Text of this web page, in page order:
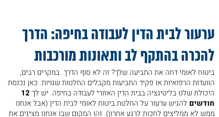
ערעור לבית הדין לעבודה בחיפה: הדרך
להכרה בהתקף לב ותאונות מורכבות
ביטוח לאומי דחה את התביעה שלך? זה לא סוף הדרך. במקרים רבים,
הוועדות הרפואיות או פקיד התביעות מקבלים החלטות שגויות. כאן נכנסת
היכולת שלנו בליטיגציה בבית הדין האזורי לעבודה בחיפה. יש לך 12
חודשים להגיש ערעור על החלטת ביטוח לאומי לבית הדין (אבל אנחנו
ממש לא ממליצים לחכות לרגע אחרון). זהו המקום שבו אנחנו מציגים את